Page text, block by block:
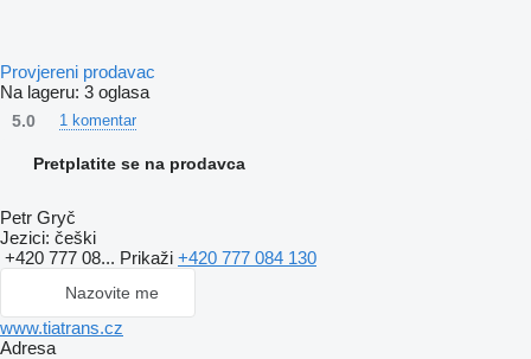
Provjereni prodavac
Na lageru: 3 oglasa
5.0 1 komentar
Pretplatite se na prodavca
Petr Gryč
Jezici: češki
+420 777 08... Prikaži +420 777 084 130
Nazovite me
www.tiatrans.cz
Adresa